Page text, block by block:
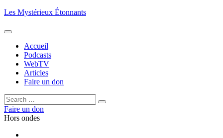
Aller
contenu
Les Mystérieux Étonnants
Accueil
Podcasts
WebTV
Articles
Faire un don
Rechercher :
Rechercher
Faire un don
Hors ondes